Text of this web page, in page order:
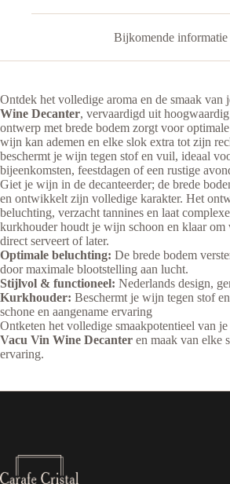
Bijkomende informatie
Ontdek het volledige aroma en de smaak van
Wine Decanter, vervaardigd uit
ontwerp met brede bodem zorgt voor
wijn kan ademen en elke slok extra tot zijn
beschermt je wijn tegen stof en vuil, ideaal
bijeenkomsten, feestdagen of een rustige
Giet je wijn in de decanteerder; de brede
en ontwikkelt zijn volledige karakter. Het
beluchting, verzacht tannines en laat
kurkhouder houdt je wijn schoon en klaar om
direct serveert of later.
Optimale beluchting: De brede bodem
door maximale blootstelling aan lucht.
Stijlvol & functioneel: Nederlands design,
Kurkhouder: Beschermt je wijn tegen stof
schone en aangename ervaring
Ontketen het volledige smaakpotentieel van
Vacu Vin Wine Decanter en maak van elke
ervaring.